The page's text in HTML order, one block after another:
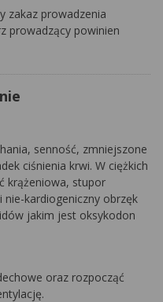
zakaz prowadzenia
prowadzący powinien
senność, zmniejszone
ciśnienia krwi. W ciężkich
krążeniowa, stupor
nie-kardiogeniczny obrzęk
jakim jest oksykodon
oraz rozpocząć